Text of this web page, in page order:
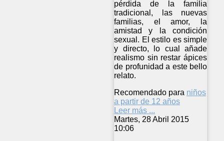
pérdida de la familia
tradicional, las nuevas
familias, el amor, la
amistad y la condición
sexual. El estilo es simple
y directo, lo cual añade
realismo sin restar ápices
de profunidad a este bello
relato.
Recomendado para niños
a partir de 12 años
Leer más ...
Martes, 28 Abril 2015
10:06